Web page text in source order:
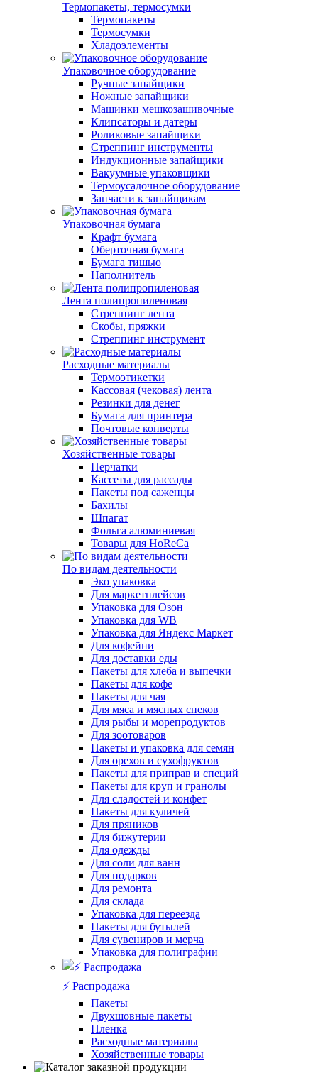
Термопакеты, термосумки
Термопакеты
Термосумки
Хладоэлементы
Упаковочное оборудование
Ручные запайщики
Ножные запайщики
Машинки мешкозашивочные
Клипсаторы и датеры
Роликовые запайщики
Стреппинг инструменты
Индукционные запайщики
Вакуумные упаковщики
Термоусадочное оборудование
Запчасти к запайщикам
Упаковочная бумага
Крафт бумага
Оберточная бумага
Бумага тишью
Наполнитель
Лента полипропиленовая
Стреппинг лента
Скобы, пряжки
Стреппинг инструмент
Расходные материалы
Термоэтикетки
Кассовая (чековая) лента
Резинки для денег
Бумага для принтера
Почтовые конверты
Хозяйственные товары
Перчатки
Кассеты для рассады
Пакеты под саженцы
Бахилы
Шпагат
Фольга алюминиевая
Товары для HoReCa
По видам деятельности
Эко упаковка
Для маркетплейсов
Упаковка для Озон
Упаковка для WB
Упаковка для Яндекс Маркет
Для кофейни
Для доставки еды
Пакеты для хлеба и выпечки
Пакеты для кофе
Пакеты для чая
Для мяса и мясных снеков
Для рыбы и морепродуктов
Для зоотоваров
Пакеты и упаковка для семян
Для орехов и сухофруктов
Пакеты для приправ и специй
Пакеты для круп и гранолы
Для сладостей и конфет
Пакеты для куличей
Для пряников
Для бижутерии
Для одежды
Для соли для ванн
Для подарков
Для ремонта
Для склада
Упаковка для переезда
Пакеты для бутылей
Для сувениров и мерча
Упаковка для полиграфии
⚡️ Распродажа
Пакеты
Двухшовные пакеты
Пленка
Расходные материалы
Хозяйственные товары